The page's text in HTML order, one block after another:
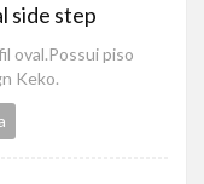
side step
oval.Possui piso
Keko.